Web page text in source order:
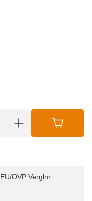
OVP Verglnr.